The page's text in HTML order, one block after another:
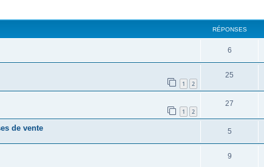
RÉPONSES
6
1 2
25
1 2
27
de vente 5
9